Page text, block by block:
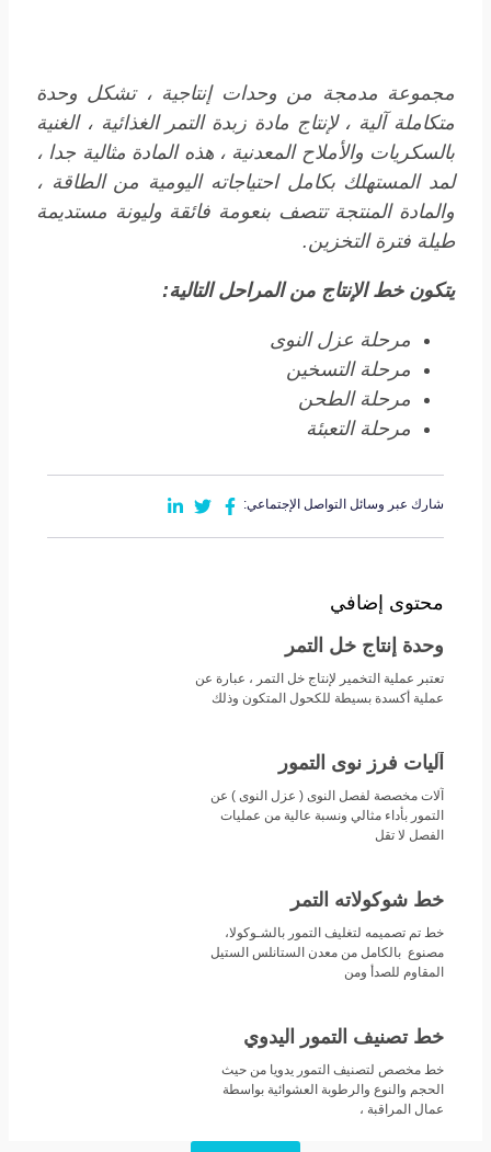
مجموعة مدمجة من وحدات إنتاجية ، تشكل وحدة
متكاملة آلية ، لإنتاج مادة زبدة التمر الغذائية ، الغنية
بالسكريات والأملاح المعدنية ، هذه المادة مثالية جدا ،
لمد المستهلك بكامل احتياجاته اليومية من الطاقة ،
والمادة المنتجة تتصف بنعومة فائقة وليونة مستديمة
طيلة فترة التخزين.
يتكون خط الإنتاج من المراحل التالية:
مرحلة عزل النوى
مرحلة التسخين
مرحلة الطحن
مرحلة التعبئة
شارك عبر وسائل التواصل الإجتماعي:
محتوى إضافي
وحدة إنتاج خل التمر
تعتبر عملية التخمير لإنتاج خل التمر ، عبارة عن
عملية أكسدة بسيطة للكحول المتكون وذلك
آليات فرز نوى التمور
آلات مخصصة لفصل النوى ( عزل النوى ) عن
التمور بأداء مثالي ونسبة عالية من عمليات
الفصل لا تقل
خط شوكولاته التمر
خط تم تصميمه لتغليف التمور بالشـوكولا،
مصنوع بالكامل من معدن الستانلس الستيل
المقاوم للصدأ ومن
خط تصنيف التمور اليدوي
خط مخصص لتصنيف التمور يدويا من حيث
الحجم والنوع والرطوبة العشوائية بواسطة
عمال المراقبة ،